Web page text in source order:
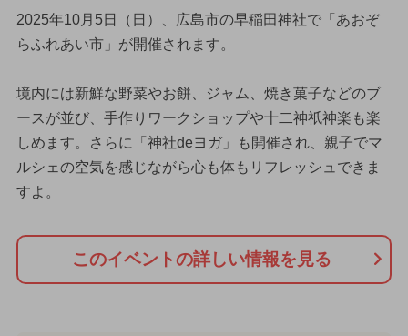
2025年10月5日（日）、広島市の早稲田神社で「あおぞ
らふれあい市」が開催されます。
境内には新鮮な野菜やお餅、ジャム、焼き菓子などのブ
ースが並び、手作りワークショップや十二神祇神楽も楽
しめます。さらに「神社deヨガ」も開催され、親子でマ
ルシェの空気を感じながら心も体もリフレッシュできま
すよ。
このイベントの詳しい情報を見る